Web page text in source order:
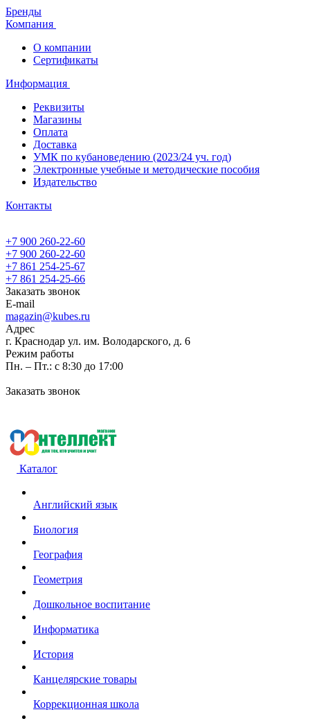
Бренды
Компания
О компании
Сертификаты
Информация
Реквизиты
Магазины
Oплата
Доставка
УМК по кубановедению (2023/24 уч. год)
Электронные учебные и методические пособия
Издательство
Контакты
+7 900 260-22-60
+7 900 260-22-60
+7 861 254-25-67
+7 861 254-25-66
Заказать звонок
E-mail
magazin@kubes.ru
Адрес
г. Краснодар ул. им. Володарского, д. 6
Режим работы
Пн. – Пт.: с 8:30 до 17:00
Заказать звонок
Каталог
Английский язык
Биология
География
Геометрия
Дошкольное воспитание
Информатика
История
Канцелярские товары
Коррекционная школа